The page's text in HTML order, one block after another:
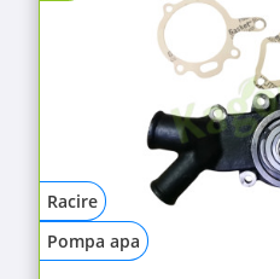
Racire
Pompa apa